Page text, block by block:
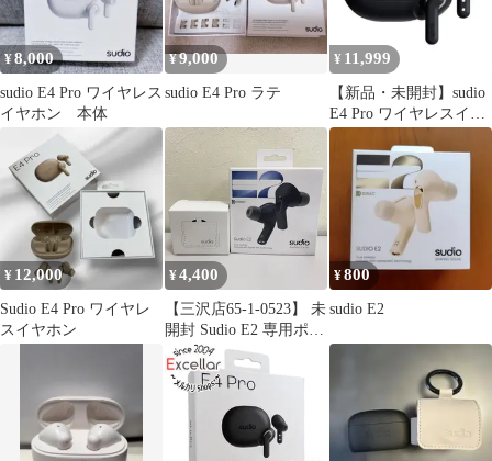
¥8,000
sudio E4 Pro ワイヤレス
イヤホン 本体
¥9,000
sudio E4 Pro ラテ
¥ 11,999
【新品・未開封】sudio
E4 Pro ワイヤレスイヤ
ホン ブラック 本体
¥ 12,000
Sudio E4 Pro ワイヤレ
スイヤホン
¥4,400
【三沢店65-1-0523】 未
開封 Sudio E2 専用ポー
チ付き
¥800
sudio E2